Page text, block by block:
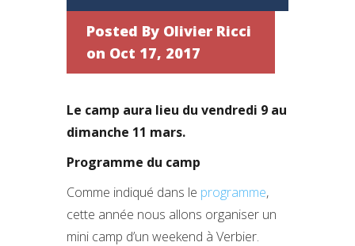
Posted By Olivier Ricci
on Oct 17, 2017
Le camp aura lieu du vendredi 9 au
dimanche 11 mars.
Programme du camp
Comme indiqué dans le programme,
cette année nous allons organiser un
mini camp d’un weekend à Verbier.